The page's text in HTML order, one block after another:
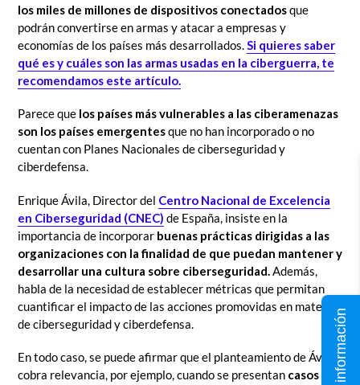
los miles de millones de dispositivos conectadosque
podrán convertirse en armas y atacar a empresas y
economías de los países más desarrollados.Si quieres saber
qué es y cuáles son las armas usadas en la ciberguerra, te
recomendamos este artículo.
Parece que los países más vulnerables a las ciberamenazas
son los países emergentesque no han incorporado o no
cuentan con Planes Nacionales de ciberseguridad y
ciberdefensa.
Enrique Ávila, Director del Centro Nacional de Excelencia
en Ciberseguridad (CNEC) de España, insiste en la
importancia de incorporar buenas prácticas dirigidas a las
organizaciones con la finalidad de que puedan mantener y
desarrollar una cultura sobre ciberseguridad.Además,
habla de la necesidad de establecer métricas que permitan
cuantificar el impacto de las acciones promovidas en materia
de ciberseguridad y ciberdefensa.
En todo caso, se puede afirmar que el planteamiento de Ávila
cobra relevancia, por ejemplo, cuando se presentan casos en